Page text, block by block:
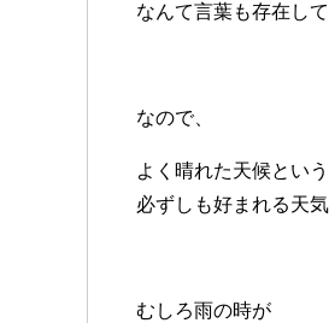
なんて言葉も存在し
なので、
よく晴れた天候とい
必ずしも好まれる天気
むしろ雨の時が